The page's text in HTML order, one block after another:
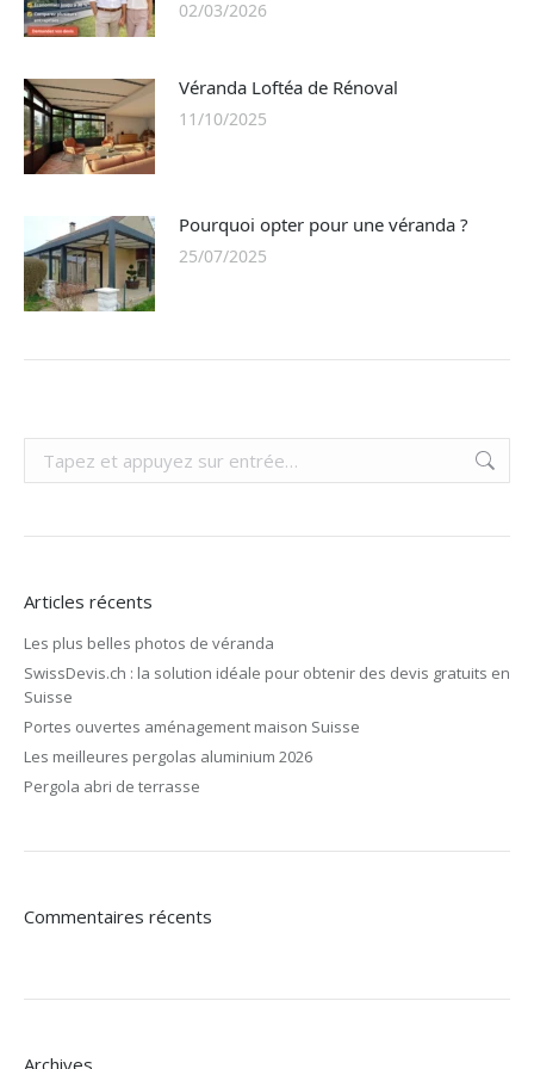
02/03/2026
Véranda Loftéa de Rénoval
11/10/2025
Pourquoi opter pour une véranda ?
25/07/2025
Articles récents
Les plus belles photos de véranda
SwissDevis.ch : la solution idéale pour obtenir des devis gratuits en
Suisse
Portes ouvertes aménagement maison Suisse
Les meilleures pergolas aluminium 2026
Pergola abri de terrasse
Commentaires récents
Archives